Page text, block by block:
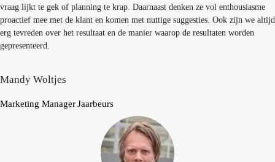
vraag lijkt te gek of planning te krap. Daarnaast denken ze vol enthousiasme
proactief mee met de klant en komen met nuttige suggesties. Ook zijn we altijd
erg tevreden over het resultaat en de manier waarop de resultaten worden
gepresenteerd.
Mandy Woltjes
Marketing ManagerJaarbeurs